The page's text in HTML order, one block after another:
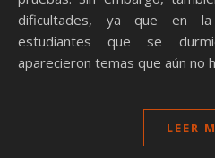
dificultades, ya que en la
estudiantes que se
aparecieron temas que aún no
LEER